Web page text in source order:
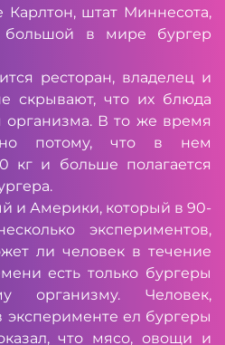
Карлтон, штат Миннесота,
большой в мире бургер
ресторан, владелец и
скрывают, что их блюда
организма. В то же время
потому, что в нем
кг и больше полагается
и Америки, который в 90-
экспериментов,
ли человек в течение
есть только бургеры
организму. Человек,
ел бургеры
что мясо, овощи и